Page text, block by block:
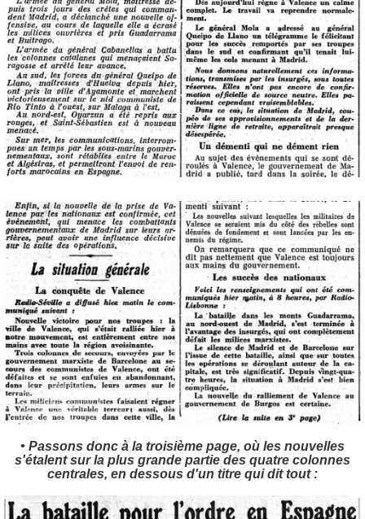
• Passons donc à la troisième page, où les nouvelles
s'étalent sur la plus grande partie des quatre colonnes
centrales, en dessous d'un titre qui dit tout :